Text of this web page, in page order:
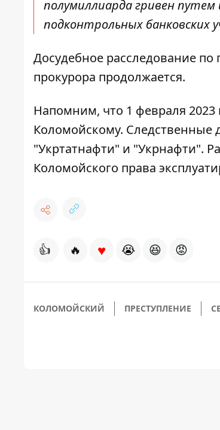
полумиллиарда гривен
подконтрольных банковских
Досудебное расследование
прокурора продолжается.
Напомним, что 1 февраля 2023
Коломойскому. Следственные
"Укртатнафти" и "Укрнафти".
Коломойского права
👍 🔥 ♥ 😭 😆 😡
КОЛОМОЙСКИЙ ПРЕСТУПЛЕНИЕ